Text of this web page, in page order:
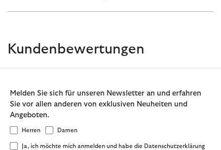
Kundenbewertungen
Melden Sie sich für unseren Newsletter an und erfahren
Sie vor allen anderen von exklusiven Neuheiten und
Angeboten.
Herren Damen
Ja, ich möchte mich anmelden und habe die Datenschutzerklärung